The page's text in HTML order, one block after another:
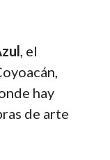
, el
hay
de arte